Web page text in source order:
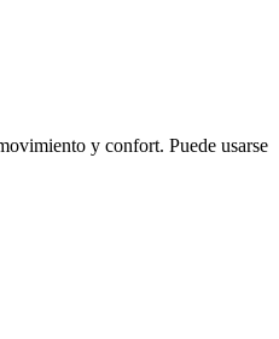
y confort. Puede usarse